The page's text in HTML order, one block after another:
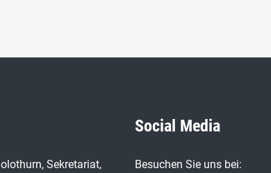
Sekretariat,
Social Media
Besuchen Sie uns bei: